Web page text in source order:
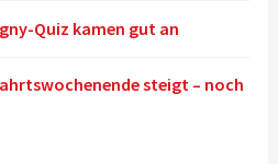
Quiz kamen gut an
steigt – noch